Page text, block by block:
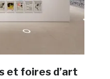
et foires d’art